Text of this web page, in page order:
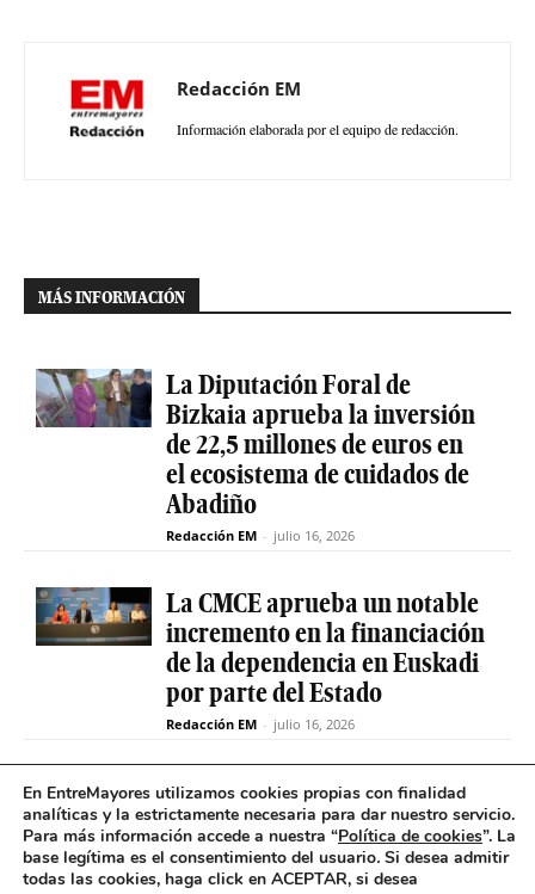
Redacción EM
Información elaborada por el equipo de redacción.
MÁS INFORMACIÓN
La Diputación Foral de
Bizkaia aprueba la inversión
de 22,5 millones de euros en
el ecosistema de cuidados de
Abadiño
Redacción EM - julio 16, 2026
La CMCE aprueba un notable
incremento en la financiación
de la dependencia en Euskadi
por parte del Estado
Redacción EM - julio 16, 2026
El servicio de teleasistencia
betiON prueba un nuevo
sistema de mensajes de voz
para avisos excepcionales
En EntreMayores utilizamos cookies propias con finalidad
analíticas y la estrictamente necesaria para dar nuestro servicio.
Para más información accede a nuestra “Política de cookies”. La
base legítima es el consentimiento del usuario. Si desea admitir
todas las cookies, haga click en ACEPTAR, si desea